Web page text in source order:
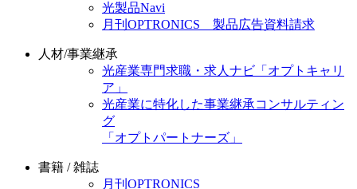
光製品Navi
月刊OPTRONICS 製品広告資料請求
人材/事業継承
光産業専門求職・求人ナビ「オプトキャリ
ア」
光産業に特化した事業継承コンサルティン
グ
「オプトパートナーズ」
書籍 / 雑誌
月刊OPTRONICS